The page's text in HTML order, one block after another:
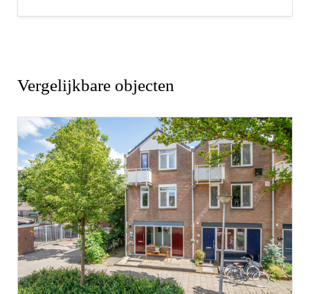
Rechtsgeldige koopovereenkomst pas ná
ondertekening:
Een mondelinge overeenstemming tussen de
particuliere verkoper en de particuliere koper is niet
rechtsgeldig. Met andere woorden: er is geen koop.
Er is pas sprake van een rechtsgeldige koop als de
particuliere verkoper en de particuliere koper de
koopovereenkomst hebben ondertekend. Dit vloeit
voort uit artikel 7:2 Burgerlijk Wetboek. Een
Vergelijkbare objecten